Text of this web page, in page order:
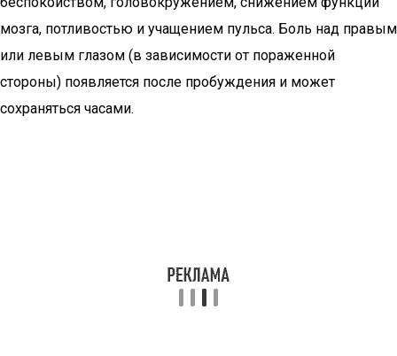
мозга, потливостью и учащением пульса. Боль над правым
или левым глазом (в зависимости от пораженной
стороны) появляется после пробуждения и может
сохраняться часами.